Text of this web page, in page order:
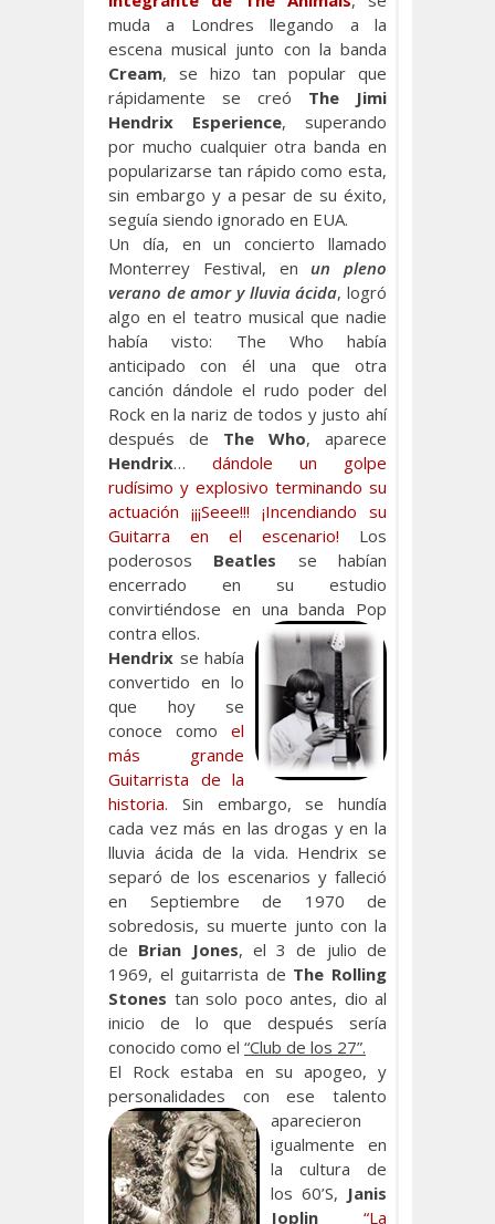
muda a Londres llegando a la
escena musical junto con la banda
Cream, se hizo tan popular que
rápidamente se creó The Jimi
Hendrix Esperience, superando
por mucho cualquier otra banda en
popularizarse tan rápido como esta,
sin embargo y a pesar de su éxito,
seguía siendo ignorado en EUA.
Un día, en un concierto llamado
Monterrey Festival, enun pleno
verano de amor y lluvia ácida, logró
algo en el teatro musical que nadie
había visto: The Who había
anticipado con él una que otra
canción dándole el rudo poder del
Rock en la nariz de todos y justo ahí
después de The Who, aparece
Hendrix… dándole un golpe
rudísimo y explosivo terminando su
actuación ¡¡¡Seee!!! ¡Incendiando su
Guitarra en el escenario! Los
poderosos Beatles se habían
encerrado en su estudio
convirtiéndose en una banda Pop
contra ellos.
Hendrix se había
convertido en lo
que hoy se
conoce como el
más grande
Guitarrista de la
historia. Sin embargo, se hundía
cada vez más en las drogas y en la
lluvia ácida de la vida. Hendrix se
separó de los escenarios y falleció
en Septiembre de 1970 de
sobredosis, su muerte junto con la
de Brian Jones, el 3 de julio de
1969, el guitarrista de The Rolling
Stones tan solo poco antes, dio al
inicio de lo que después sería
conocido como el “Club de los 27”.
El Rock estaba en su apogeo, y
personalidades con ese talento
aparecieron
igualmente en
la cultura de
los 60’S, Janis
Joplin
“La